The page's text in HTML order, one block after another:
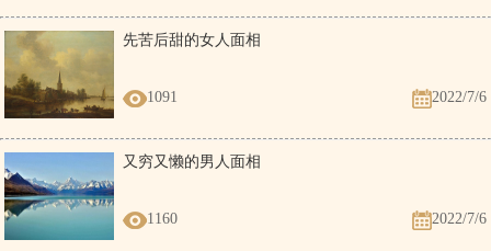
先苦后甜的女人面相
1091 2022/7/6
又穷又懒的男人面相
1160 2022/7/6